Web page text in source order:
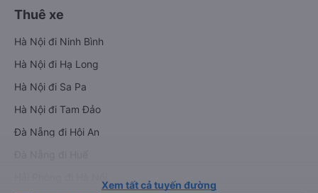
Thuê xe
Hà Nội đi Ninh Bình
Hà Nội đi Hạ Long
Hà Nội đi Sa Pa
Hà Nội đi Tam Đảo
Đà Nẵng đi Hội An
Xem tất cả tuyến đường